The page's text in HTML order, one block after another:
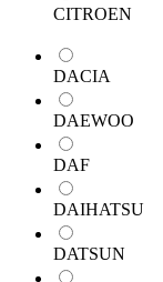
CITROEN
DACIA
DAEWOO
DAF
DAIHATSU
DATSUN